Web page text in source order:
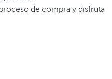
de compra y disfruta